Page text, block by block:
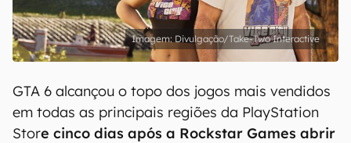
Divulgação/Take-Two Interactive
GTA 6 alcançou o topo dos jogos mais vendidos
em todas as principais regiões da PlayStation
Store cinco dias após a Rockstar Games abrir